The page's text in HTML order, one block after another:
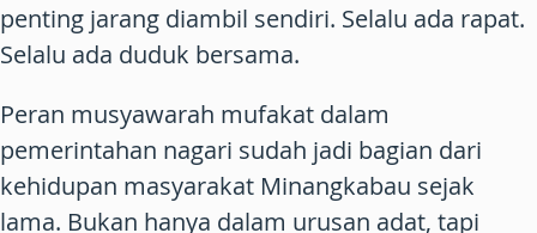
penting jarang diambil sendiri. Selalu ada rapat.
Selalu ada duduk bersama.
Peran musyawarah mufakat dalam
pemerintahan nagari sudah jadi bagian dari
kehidupan masyarakat Minangkabau sejak
lama. Bukan hanya dalam urusan adat, tapi